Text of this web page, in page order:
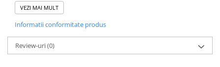
SLA AGM (Sealed Lead Acid)
Deep Cycle - Tractiune/Semi-
Marine & Caravan
consumul de material și permite fixarea rapidă direct pe
cutele superioare ale tablei prin șuruburi autofiletante.
VEZI MAI MULT
Informatii conformitate produs
Review-uri(0)